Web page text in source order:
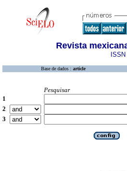
Revista
Base de dados : article
Pesquisar
1
2
3